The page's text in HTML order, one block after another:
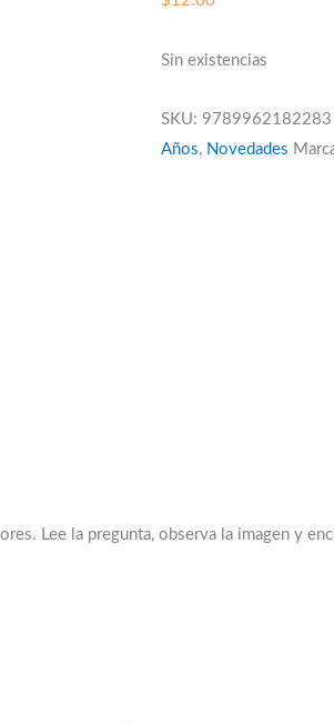
Sin existencias
SKU: 9789962182283
Años, Novedades
Lee la pregunta, observa la imagen y